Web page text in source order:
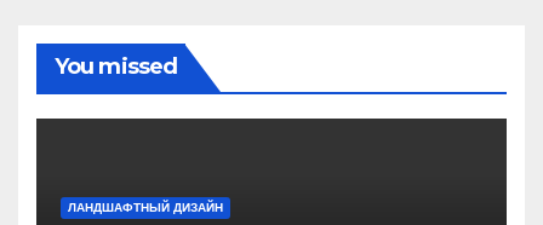
You missed
ЛАНДШАФТНЫЙ ДИЗАЙН